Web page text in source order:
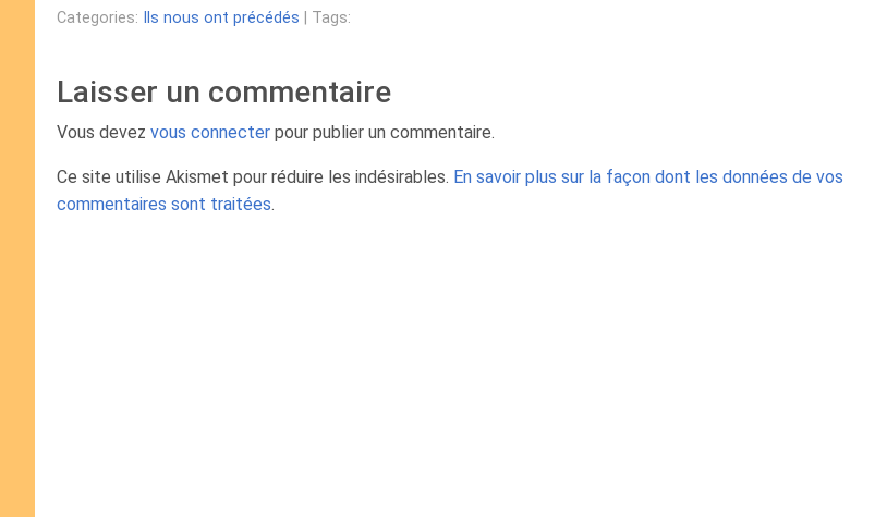
Categories: Ils nous ont précédés | Tags:
Laisser un commentaire
Vous devez vous connecter pour publier un commentaire.
Ce site utilise Akismet pour réduire les indésirables. En savoir plus sur la façon dont les données de vos
commentaires sont traitées.